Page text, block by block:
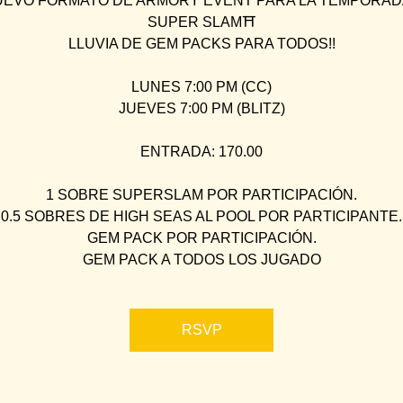
SUPER SLAM⛩
LLUVIA DE GEM PACKS PARA TODOS!!
LUNES 7:00 PM (CC)
JUEVES 7:00 PM (BLITZ)
ENTRADA: 170.00
1 SOBRE SUPERSLAM POR PARTICIPACIÓN.
0.5 SOBRES DE HIGH SEAS AL POOL POR PARTICIPANTE.
GEM PACK POR PARTICIPACIÓN.
GEM PACK A TODOS LOS JUGADO
RSVP